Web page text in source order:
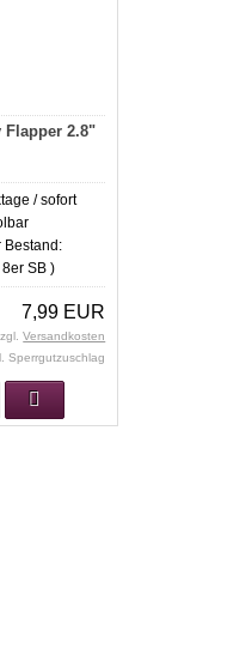
Flapper 2.8"
Bestand:
SB )
7,99 EUR
Versandkosten
Sperrgutzuschlag